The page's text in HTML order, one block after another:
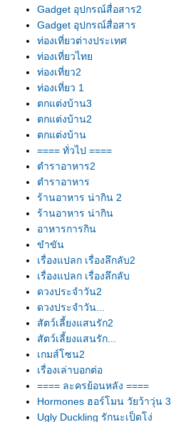
Gadget อุปกรณ์สื่อสาร2
Gadget อุปกรณ์สื่อสาร
ท่องเที่ยวต่างประเทศ
ท่องเที่ยวไท
ท่องเที่ยว2
ท่องเที่ยว 1
ตกแต่งบ้าน3
ตกแต่งบ้าน2
ตกแต่งบ้าน
==== ทั่วไป ====
ตำราอาหาร2
ตำราอาหาร
ร้านอาหาร น่ากิน 2
ร้านอาหาร น่ากิน
อาหารการกิน
ขำขัน
เรื่องแปลก เรื่องลึกลับ2
เรื่องแปลก เรื่องลึกลับ
ดวงประจำวัน2
ดวงประจำวัน...
สัตว์เลี้ยงแสนรัก2
สัตว์เลี้ยงแสนรัก...
เกมส์โซน2
เรื่องเล่าบอกต่อ
==== ละครย้อนหลัง ====
Hormones ฮอร์โมน วัยว้าวุ่น 3
Ugly Duckling รักนะเป็ดโง่